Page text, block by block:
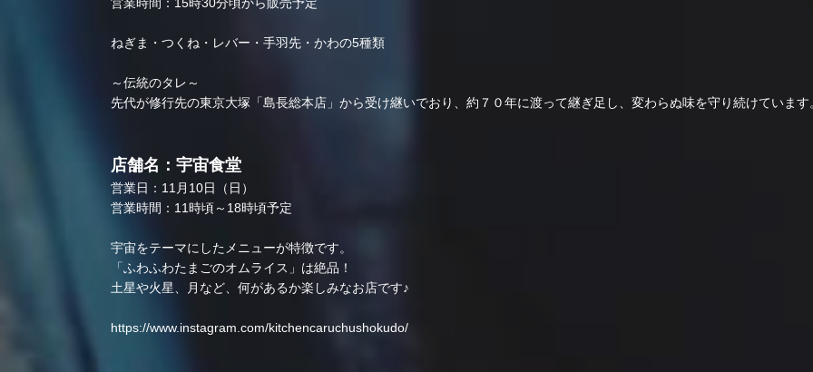
ねぎま・つくね・レバー・手羽先・かわの5種類
～伝統のタレ～
先代が修行先の東京大塚「島長総本店」から受け継いでおり、約７０年に渡って継ぎ足し、変わらぬ味を守り続けています
店舗名：宇宙食堂
営業日：11月10日（日）
営業時間：11時頃～18時頃予定
宇宙をテーマにしたメニューが特徴です。
「ふわふわたまごのオムライス」は絶品！
土星や火星、月など、何があるか楽しみなお店です♪
https://www.instagram.com/kitchencaruchushokudo/